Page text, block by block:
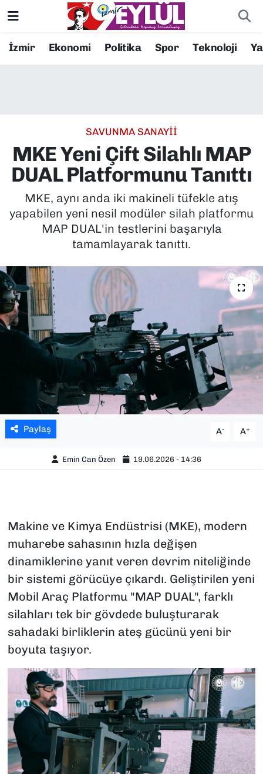
İzmir Ekonomi Politika Spor Teknoloji
SAVUNMA SANAYİİ
MKE Yeni Çift Silahlı MAP
DUAL Platformunu Tanıttı
MKE, aynı anda iki makineli tüfekle atış
yapabilen yeni nesil modüler silah platformu
MAP DUAL'in testlerini başarıyla
tamamlayarak tanıttı.
Paylaş A- A+
Emin Can Özen 19.06.2026 - 14:36
Makine ve Kimya Endüstrisi (MKE), modern
muharebe sahasının hızla değişen
dinamiklerine yanıt veren devrim niteliğinde
bir sistemi görücüye çıkardı. Geliştirilen yeni
Mobil Araç Platformu "MAP DUAL", farklı
silahları tek bir gövdede buluşturarak
sahadaki birliklerin ateş gücünü yeni bir
boyuta taşıyor.
Resmi İlanlar
EKONOMİ
KÜLTÜR SANAT
MAGAZİN
SAĞLIK
SPOR
TEKNOLOJİ
YEREL YÖNETİMLER
Konak Nöbetçi Eczaneler
Süper Lig Puan Durumu ve Fikstür
Tüm Manşetler
Son Dakika Haberleri
Haber Arşivi